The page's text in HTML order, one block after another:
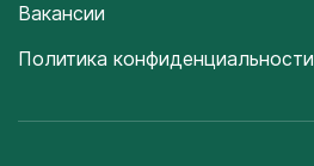
Вакансии
Политика конфиденциальности